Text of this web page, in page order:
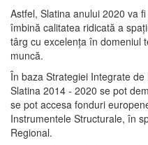
Astfel, Slatina anului 2020 va
îmbină calitatea ridicată a
târg cu excelenţa în domeniul
muncă.
În baza Strategiei Integrate
Slatina 2014 - 2020 se pot
se pot accesa fonduri
Instrumentele Structurale, în
Regional.